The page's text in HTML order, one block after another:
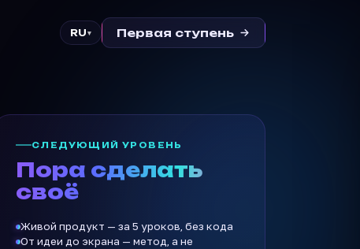
RU▾ Первая ступень
СЛЕДУЮЩИЙ УРОВЕНЬ
Пора сделать
своё
Живой продукт — за 5 уроков, без кода
От идеи до экрана — метод, а не